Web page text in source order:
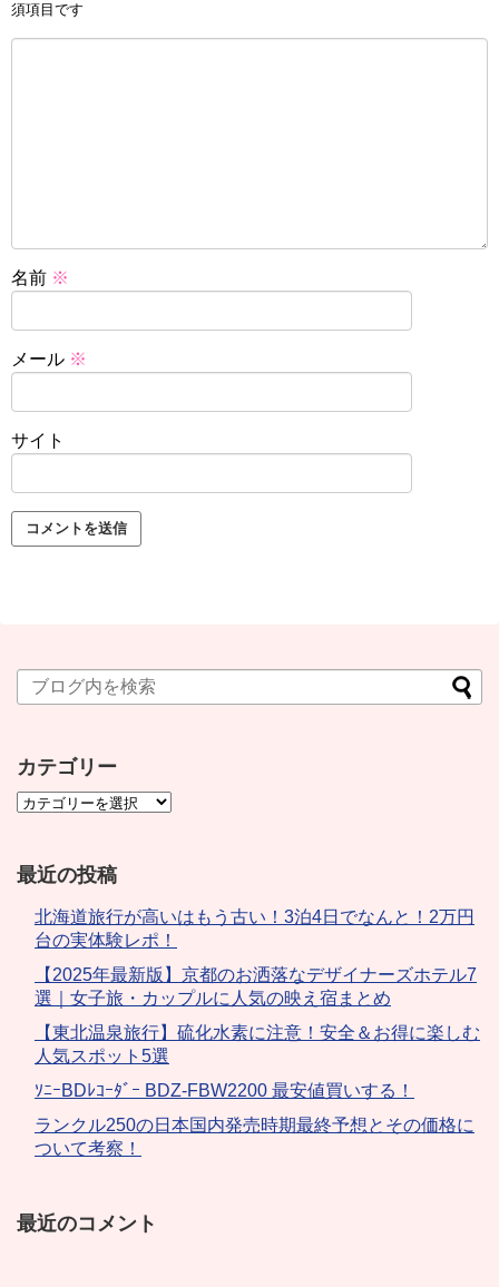
須項目です
名前 ※
メール ※
サイト
カテゴリー
最近の投稿
北海道旅行が高いはもう古い！3泊4日でなんと！2万円
台の実体験レポ！
【2025年最新版】京都のお洒落なデザイナーズホテル7
選｜女子旅・カップルに人気の映え宿まとめ
【東北温泉旅行】硫化水素に注意！安全＆お得に楽しむ
人気スポット5選
ｿﾆｰBDﾚｺｰﾀﾞｰ BDZ-FBW2200 最安値買いする！
ランクル250の日本国内発売時期最終予想とその価格に
ついて考察！
最近のコメント